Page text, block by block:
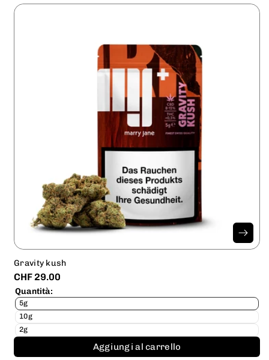
Gravity kush
CHF 29.00
Quantità:
5g
10g
2g
Aggiungi al carrello